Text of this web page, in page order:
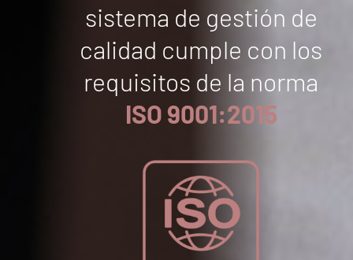
sistema de gestión de
calidad cumple con los
requisitos de la norma
ISO 9001:2015